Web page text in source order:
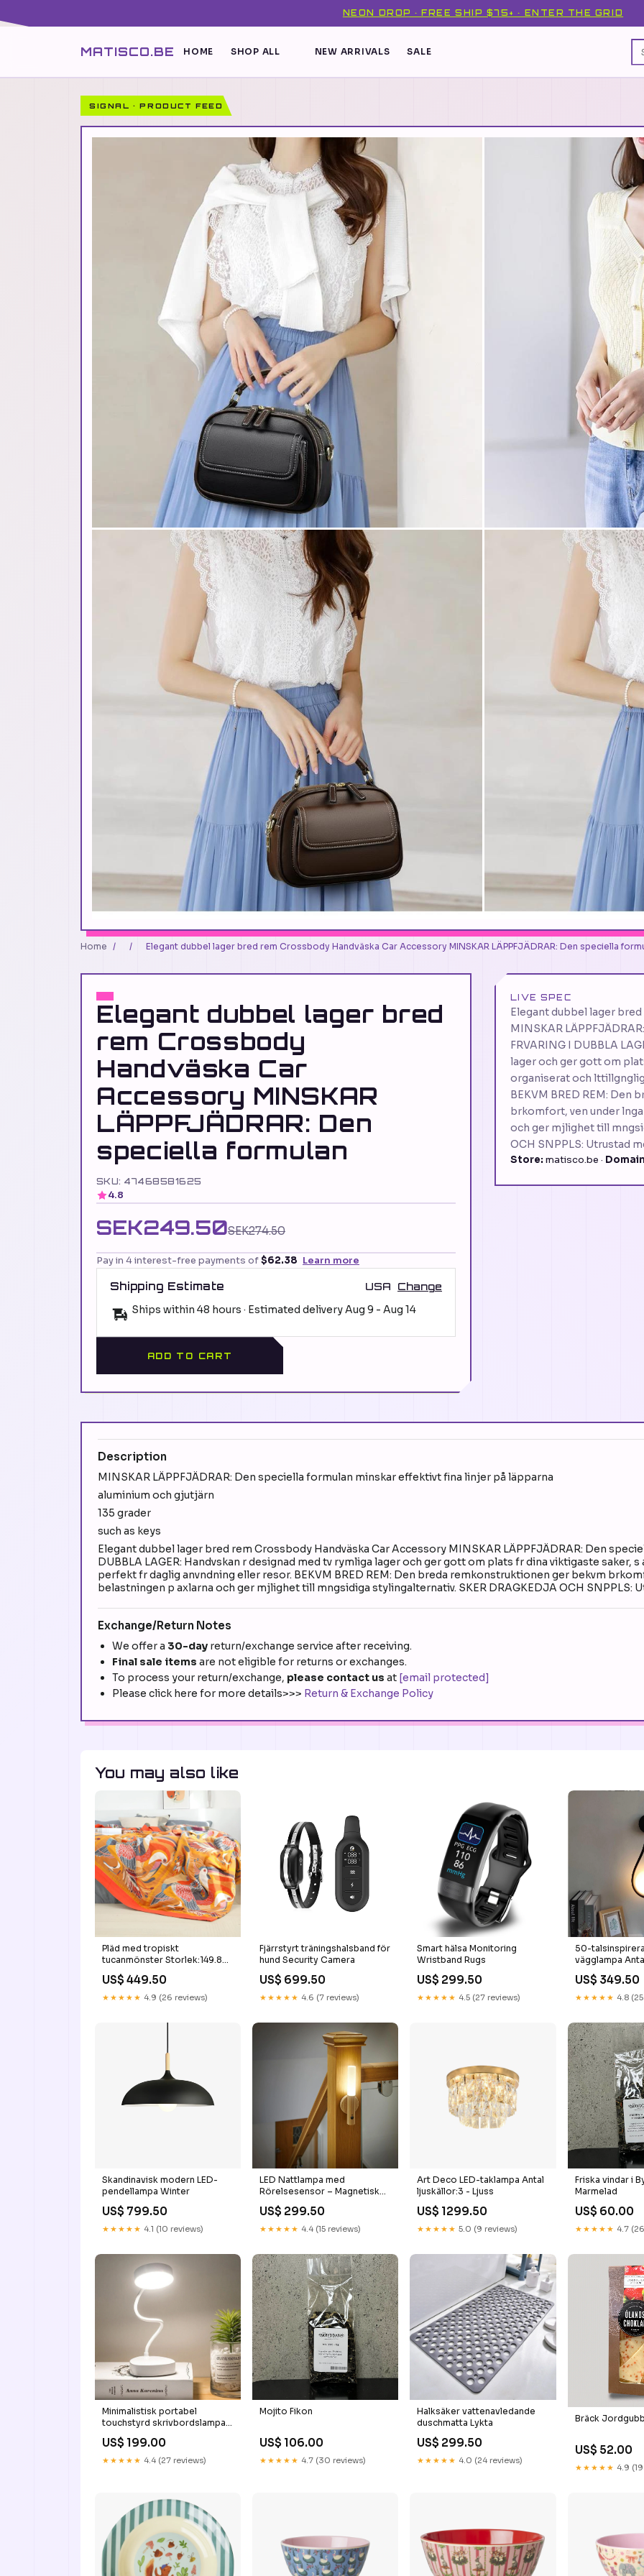
NEON DROP · FREE SHIP $75+ · ENTER THE GRID
MATISCO.BE HOME SHOP ALL NEW ARRIVALS SALE
SIGNAL · PRODUCT FEED
Home / / Elegant dubbel lager bred rem Crossbody Handväska Car Accessory MINSKAR LÄPPFJÄDRAR: Den speciella
Elegant dubbel lager bred
rem Crossbody
Handväska Car
Accessory MINSKAR
LÄPPFJÄDRAR: Den
speciella formulan
SKU: 47468581625
4.8
SEK249.50SEK274.50
Pay in 4 interest-free payments of$62.38 Learn more
Shipping Estimate USA Change
Ships within 48 hours · Estimated deliveryAug 9 - Aug 14
ADD TO CART
LIVE SPEC
Elegant dubbel lager
MINSKAR
FRVARING I DUBBLA
lager och ger gott om
organiserat och
BEKVM BRED REM:
brkomfort, ven under
och ger mjlighet till
OCH SNPPLS: Utrustad
Store: matisco.be ·
Description
MINSKAR LÄPPFJÄDRAR: Den speciella formulan minskar effektivt fina linjer på läpparna
aluminium och gjutjärn
135 grader
such as keys
Elegant dubbel lager bred rem Crossbody Handväska Car Accessory MINSKAR LÄPPFJÄDRAR: Den
DUBBLA LAGER: Handvskan r designad med tv rymliga lager och ger gott om plats fr dina viktigaste
perfekt fr daglig anvndning eller resor. BEKVM BRED REM: Den breda remkonstruktionen ger bekvm
belastningen p axlarna och ger mjlighet till mngsidiga stylingalternativ. SKER DRAGKEDJA OCH SNPPLS:
Exchange/Return Notes
We offer a 30-day return/exchange service after receiving.
Final sale items are not eligible for returns or exchanges.
To process your return/exchange, please contact us at [email protected]
Please click here for more details>>> Return & Exchange Policy
You may also like
Pläd med tropiskt
tucanmönster Storlek:149.86
US$ 449.50
★★★★★ 4.9 (26 reviews)
Fjärrstyrt träningshalsband för
hund Security Camera
US$ 699.50
★★★★★ 4.6 (7 reviews)
Smart hälsa Monitoring
Wristband Rugs
US$ 299.50
★★★★★ 4.5 (27 reviews)
50-
vägglampa
US$ 349.50
★★★★★ 4.8
Skandinavisk modern LED-
pendellampa Winter
US$ 799.50
★★★★★ 4.1 (10 reviews)
LED Nattlampa med
Rörelsesensor – Magnetisk
Vägglampa i Trä Kids Toys
US$ 299.50
★★★★★ 4.4 (15 reviews)
Art Deco LED-taklampa Antal
ljuskällor:3 - Ljuss
US$ 1299.50
★★★★★ 5.0 (9 reviews)
Friska vindar i
Marmelad
US$ 60.00
★★★★★ 4.7
Minimalistisk portabel
touchstyrd skrivbordslampa
med flexibel nacke Färg:Vit
US$ 199.00
★★★★★ 4.4 (27 reviews)
Mojito Fikon
US$ 106.00
★★★★★ 4.7 (30 reviews)
Halksäker vattenavledande
duschmatta Lykta
US$ 299.50
★★★★★ 4.0 (24 reviews)
Bräck
US$ 52.00
★★★★★ 4.9